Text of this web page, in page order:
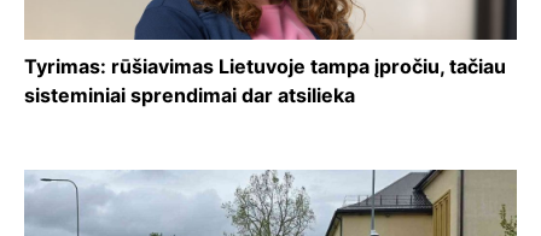
Tyrimas: rūšiavimas Lietuvoje tampa įpročiu, tačiau
sisteminiai sprendimai dar atsilieka